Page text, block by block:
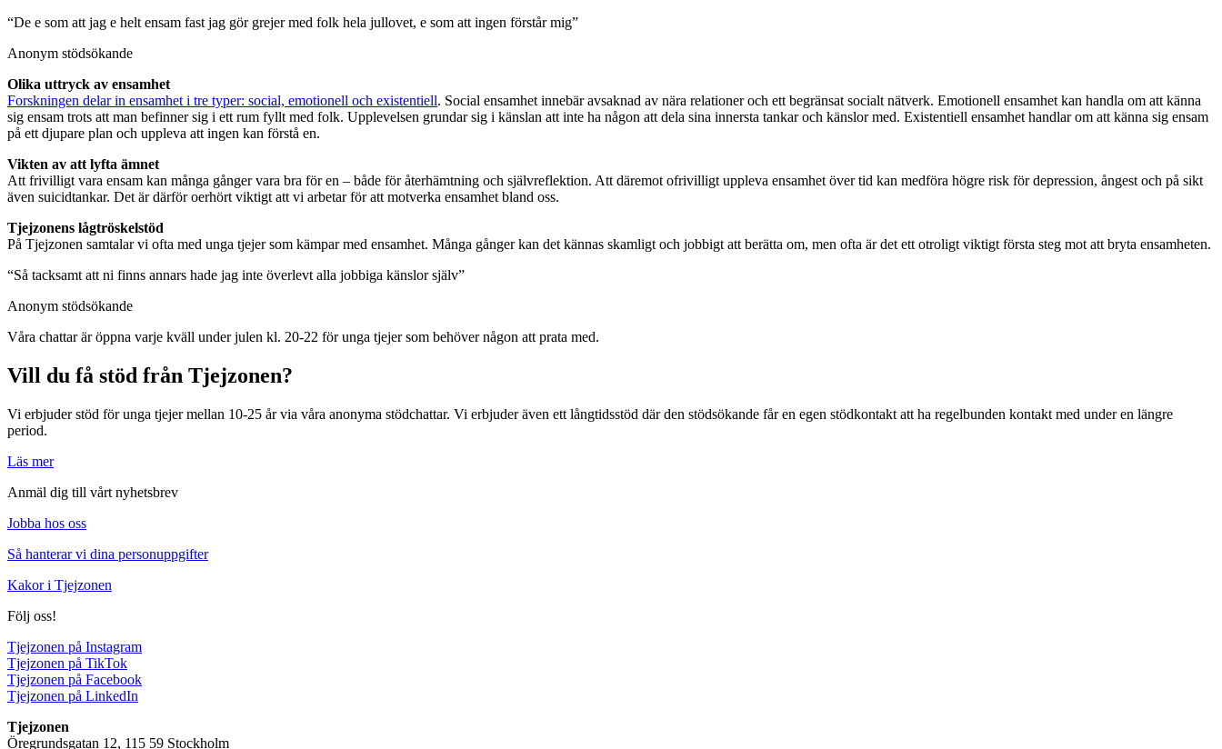
“De e som att jag e helt ensam fast jag gör grejer med folk hela jullovet, e som att ingen förstår mig”
Anonym stödsökande
Olika uttryck av ensamhet
Forskningen delar in ensamhet i tre typer: social, emotionell och existentiell. Social ensamhet innebär avsaknad av nära relationer och ett begränsat socialt nätverk. Emotionell ensamhet kan handla om att känna
sig ensam trots att man befinner sig i ett rum fyllt med folk. Upplevelsen grundar sig i känslan att inte ha någon att dela sina innersta tankar och känslor med. Existentiell ensamhet handlar om att känna sig ensam
på ett djupare plan och uppleva att ingen kan förstå en.
Vikten av att lyfta ämnet
Att frivilligt vara ensam kan många gånger vara bra för en – både för återhämtning och självreflektion. Att däremot ofrivilligt uppleva ensamhet över tid kan medföra högre risk för depression, ångest och på sikt
även suicidtankar. Det är därför oerhört viktigt att vi arbetar för att motverka ensamhet bland oss.
Tjejzonens lågtröskelstöd
På Tjejzonen samtalar vi ofta med unga tjejer som kämpar med ensamhet. Många gånger kan det kännas skamligt och jobbigt att berätta om, men ofta är det ett otroligt viktigt första steg mot att bryta ensamheten.
“Så tacksamt att ni finns annars hade jag inte överlevt alla jobbiga känslor själv”
Anonym stödsökande
Våra chattar är öppna varje kväll under julen kl. 20-22 för unga tjejer som behöver någon att prata med.
Vill du få stöd från Tjejzonen?
Vi erbjuder stöd för unga tjejer mellan 10-25 år via våra anonyma stödchattar. Vi erbjuder även ett långtidsstöd där den stödsökande får en egen stödkontakt att ha regelbunden kontakt med under en längre
period.
Läs mer
Anmäl dig till vårt nyhetsbrev
Jobba hos oss
Så hanterar vi dina personuppgifter
Kakor i Tjejzonen
Följ oss!
Tjejzonen på Instagram
Tjejzonen på TikTok
Tjejzonen på Facebook
Tjejzonen på LinkedIn
Tjejzonen
Öregrundsgatan 12, 115 59 Stockholm